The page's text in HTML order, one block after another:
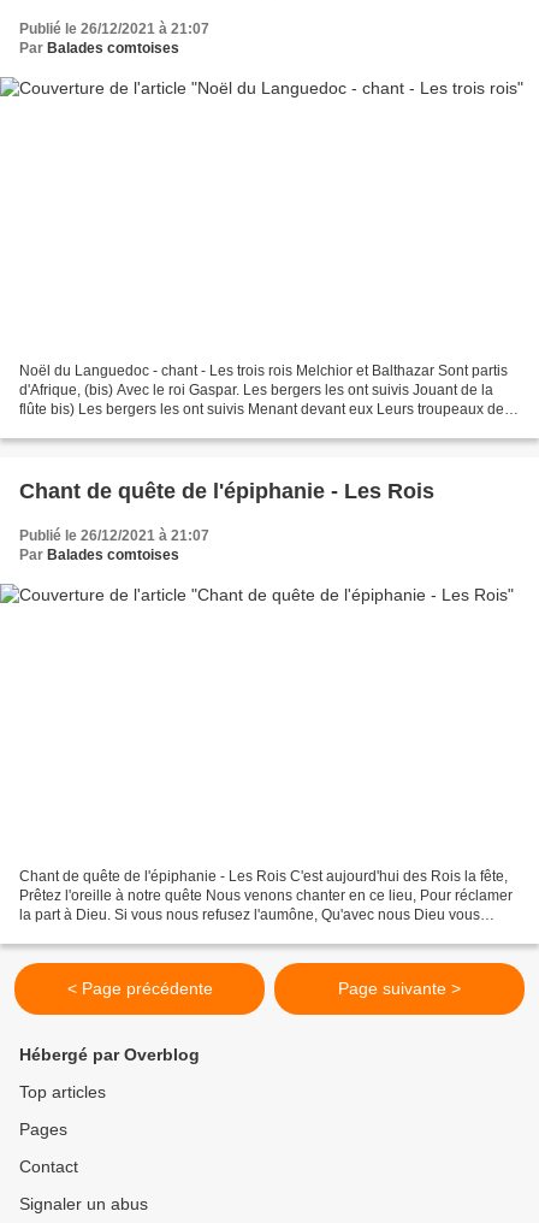
Publié le 26/12/2021 à 21:07
Par Balades comtoises
Noël du Languedoc - chant - Les trois rois Melchior et Balthazar Sont partis
d'Afrique, (bis) Avec le roi Gaspar. Les bergers les ont suivis Jouant de la
flûte bis) Les bergers les ont suivis Menant devant eux Leurs troupeaux de
Chant de quête de l'épiphanie - Les Rois
Publié le 26/12/2021 à 21:07
Par Balades comtoises
Chant de quête de l'épiphanie - Les Rois C'est aujourd'hui des Rois la fête,
Prêtez l'oreille à notre quête Nous venons chanter en ce lieu, Pour réclamer
la part à Dieu. Si vous nous refusez l'aumône, Qu'avec nous Dieu vous
< Page précédente Page suivante >
Hébergé par Overblog
Top articles
Pages
Contact
Signaler un abus